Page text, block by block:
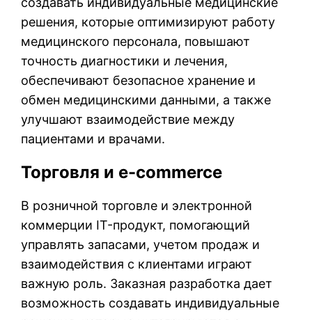
решения, которые оптимизируют работу
медицинского персонала, повышают
точность диагностики и лечения,
обеспечивают безопасное хранение и
обмен медицинскими данными, а также
улучшают взаимодействие между
пациентами и врачами.
Торговля и e-commerce
В розничной торговле и электронной
коммерции IT-продукт, помогающий
управлять запасами, учетом продаж и
взаимодействия с клиентами играют
важную роль. Заказная разработка дает
возможность создавать индивидуальные